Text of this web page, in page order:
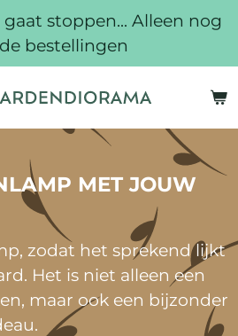
stoppen... Alleen nog
bestellingen
MET JOUW
zodat het sprekend lijkt
Het is niet alleen een
maar ook een bijzonder